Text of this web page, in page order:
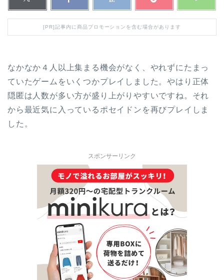
[PR]記事内に商品プロモーションを含む場合があります
なかなか４人以上集まる機会がなく、やれずにたまっ
ていたゲームをいくつかプレイしました。やはり正体
隠匿は人数が多い方が盛り上がりやすいですね。それ
から最近気に入っているポセイドンを再びプレイしま
した。
スポンサーリンク